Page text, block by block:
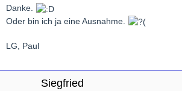
Danke.
Oder bin ich ja eine Ausnahme.
LG, Paul
Siegfried